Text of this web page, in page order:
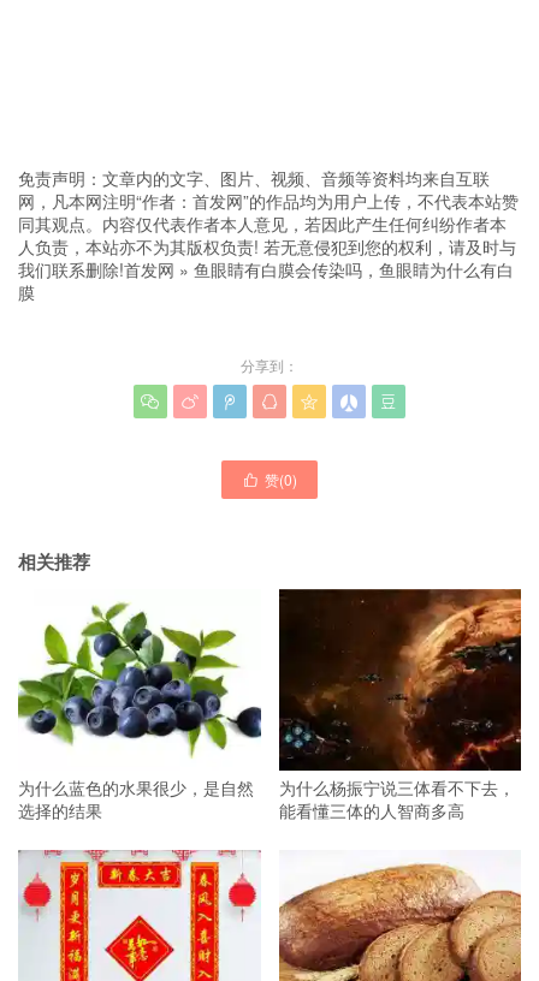
免责声明：文章内的文字、图片、视频、音频等资料均来自互联
网，凡本网注明“作者：首发网”的作品均为用户上传，不代表本站赞
同其观点。内容仅代表作者本人意见，若因此产生任何纠纷作者本
人负责，本站亦不为其版权负责! 若无意侵犯到您的权利，请及时与
我们联系删除!首发网 » 鱼眼睛有白膜会传染吗，鱼眼睛为什么有白
膜
分享到：
      
 赞(0)
相关推荐
为什么蓝色的水果很少，是自然
选择的结果
为什么杨振宁说三体看不下去，
能看懂三体的人智商多高